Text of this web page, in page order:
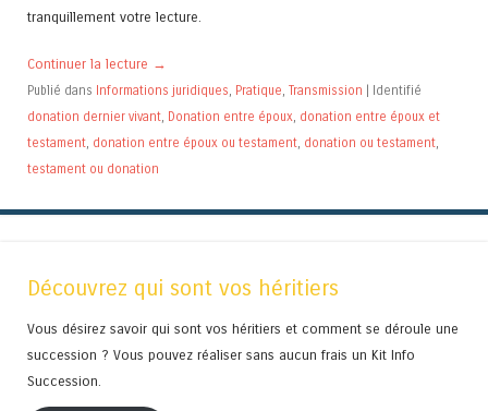
tranquillement votre lecture.
Continuer la lecture →
Publié dans Informations juridiques, Pratique, Transmission
Identifié
donation dernier vivant, Donation entre époux, donation entre époux et
testament, donation entre époux ou testament, donation ou testament,
testament ou donation
Découvrez qui sont vos héritiers
Vous désirez savoir qui sont vos héritiers et comment se déroule une
succession ? Vous pouvez réaliser sans aucun frais un Kit Info
Succession.